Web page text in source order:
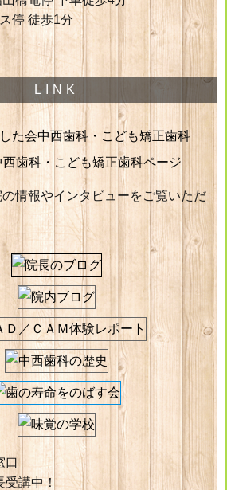
停 徒歩1分
LINK
情報やインタビューをご覧いただ
口
受講中！